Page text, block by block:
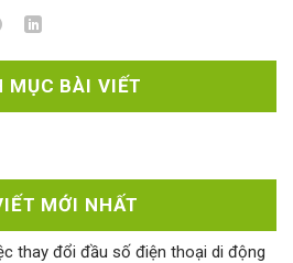
MỤC BÀI VIẾT
MỚI NHẤT
thay đổi đầu số điện thoại di động